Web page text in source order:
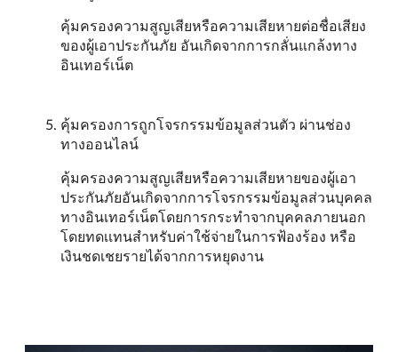
คุ้มครองความสูญเสียหรือความเสียหายต่อชื่อเสียง
ของผู้เอาประกันภัย อันเกิดจากการกลั่นแกล้งทาง
อินเทอร์เน็ต
คุ้มครองการถูกโจรกรรมข้อมูลส่วนตัว ผ่านช่อง
ทางออนไลน์
คุ้มครองความสูญเสียหรือความเสียหายของผู้เอา
ประกันภัยอันเกิดจากการโจรกรรมข้อมูลส่วนบุคคล
ทางอินเทอร์เน็ตโดยการกระทำจากบุคคลภายนอก
โดยทดเเทนสำหรับค่าใช้จ่ายในการฟ้องร้อง หรือ
เงินชดเชยรายได้จากการหยุดงาน